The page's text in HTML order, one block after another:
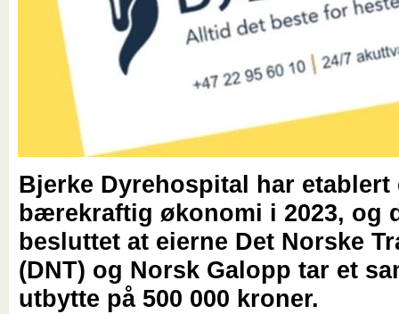
Bjerke Dyrehospital har etablert
bærekraftig økonomi i 2023, og
besluttet at eierne Det Norske
(DNT) og Norsk Galopp tar et
utbytte på 500 000 kroner.